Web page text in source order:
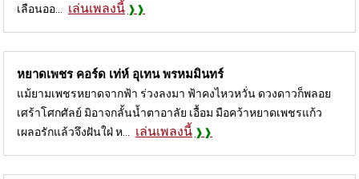
เลือนออ... เล่นเพลงนี้
หยาดเพชร คอร์ด เท่ห์ อุเทน พรหมมินทร์
แม้ยามเพชรหยาดจากฟ้า ร่วงลงมา ฟ้าคงไหวหวั่น ดวงดาวก็พลอย
เศร้าโศกศัลย์ มิอาจกลั้นน้ำตาอาลัย เอื้อม มือคว้าหยาดเพชรแก้ว
เผลอรักแล้วจึงฝันใฝ่ ห... เล่นเพลงนี้